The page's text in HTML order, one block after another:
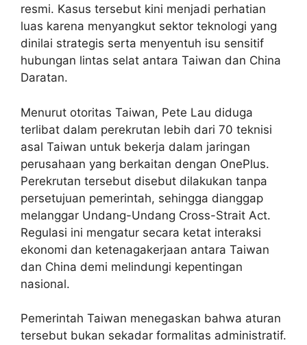
resmi. Kasus tersebut kini menjadi perhatian
luas karena menyangkut sektor teknologi yang
dinilai strategis serta menyentuh isu sensitif
hubungan lintas selat antara Taiwan dan China
Daratan.
Menurut otoritas Taiwan, Pete Lau diduga
terlibat dalam perekrutan lebih dari 70 teknisi
asal Taiwan untuk bekerja dalam jaringan
perusahaan yang berkaitan dengan OnePlus.
Perekrutan tersebut disebut dilakukan tanpa
persetujuan pemerintah, sehingga dianggap
melanggar Undang-Undang Cross-Strait Act.
Regulasi ini mengatur secara ketat interaksi
ekonomi dan ketenagakerjaan antara Taiwan
dan China demi melindungi kepentingan
nasional.
Pemerintah Taiwan menegaskan bahwa aturan
tersebut bukan sekadar formalitas administratif.